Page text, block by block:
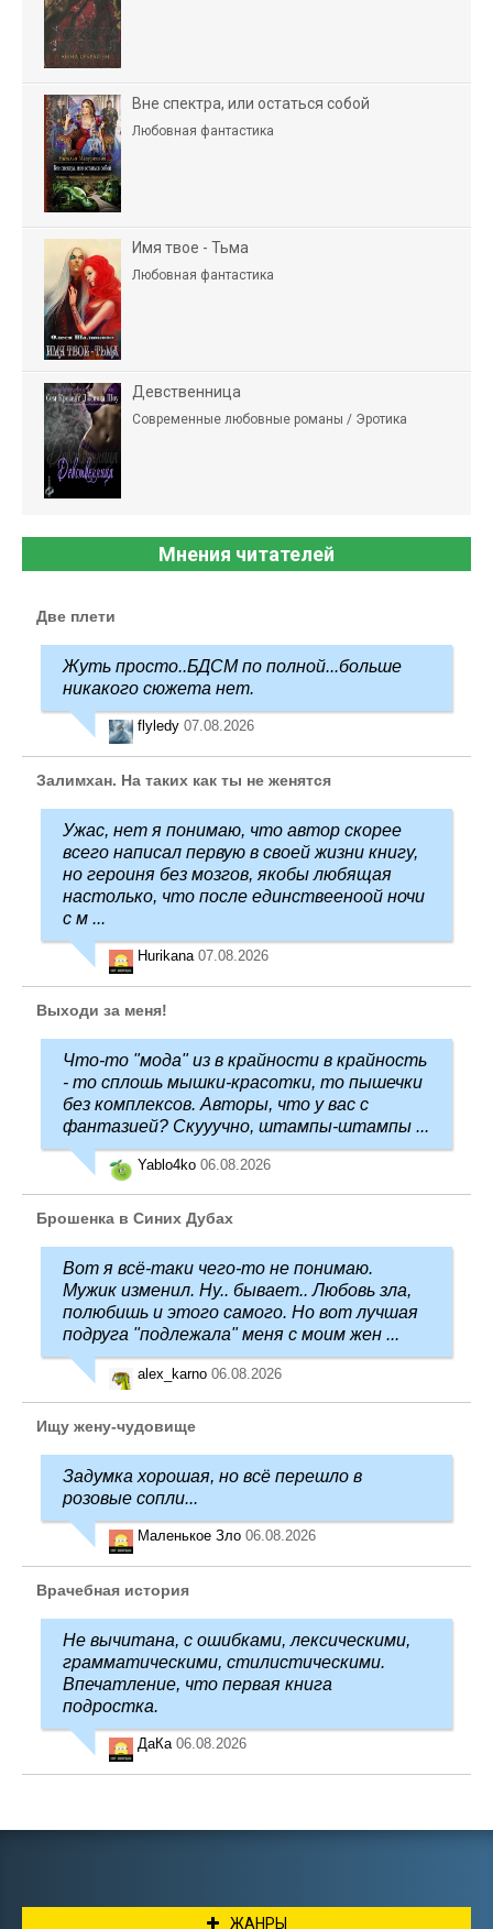
Вне спектра, или остаться собой
Любовная фантастика
Имя твое - Тьма
Любовная фантастика
Девственница
Современные любовные романы / Эротика
Мнения читателей
Две плети
Жуть просто..БДСМ по полной...больше
никакого сюжета нет.
flyledy 07.08.2026
Залимхан. На таких как ты не женятся
Ужас, нет я понимаю, что автор скорее
всего написал первую в своей жизни книгу,
но героиня без мозгов, якобы любящая
настолько, что после единствееноой ночи
с м ...
Hurikana 07.08.2026
Выходи за меня!
Что-то "мода" из в крайности в крайность
- то сплошь мышки-красотки, то пышечки
без комплексов. Авторы, что у вас с
фантазией? Скууучно, штампы-штампы ...
Yablo4ko 06.08.2026
Брошенка в Синих Дубах
Вот я всё-таки чего-то не понимаю.
Мужик изменил. Ну.. бывает.. Любовь зла,
полюбишь и этого самого. Но вот лучшая
подруга "подлежала" меня с моим жен ...
alex_karno 06.08.2026
Ищу жену-чудовище
Задумка хорошая, но всё перешло в
розовые сопли...
Маленькое Зло 06.08.2026
Врачебная история
Не вычитана, с ошибками, лексическими,
грамматическими, стилистическими.
Впечатление, что первая книга
подростка.
ДаКа 06.08.2026
ЖАНРЫ